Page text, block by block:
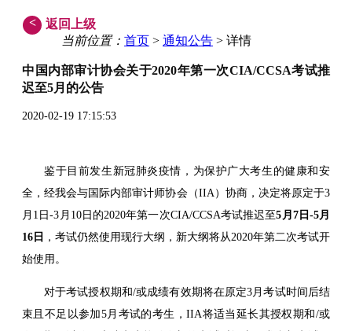
<
返回上级
当前位置： 首页 > 通知公告 > 详情
中国内部审计协会关于2020年第一次CIA/CCSA考试推
迟至5月的公告
2020-02-19 17:15:53
鉴于目前发生新冠肺炎疫情，为保护广大考生的健康和安
全，经我会与国际内部审计师协会（IIA）协商，决定将原定于3
月1日-3月10日的2020年第一次CIA/CCSA考试推迟至5月7日-5月
16日 ，考试仍然使用现行大纲，新大纲将从2020年第二次考试开
始使用。
对于考试授权期和/或成绩有效期将在原定3月考试时间后结
束且不足以参加5月考试的考生，IIA将适当延长其授权期和/或